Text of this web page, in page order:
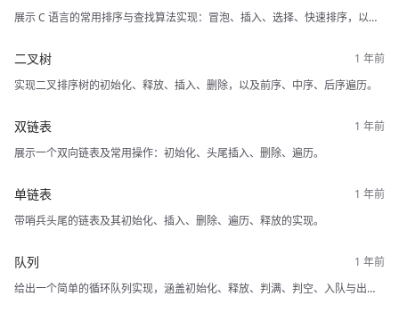
展示 C 语言的常用排序与查找算法实现：冒泡、插入、选择、快速排序，以及
二叉树
实现二叉排序树的初始化、释放、插入、删除，以及前序、中序、后序遍历。
双链表
展示一个双向链表及常用操作：初始化、头尾插入、删除、遍历。
单链表
带哨兵头尾的链表及其初始化、插入、删除、遍历、释放的实现。
队列
给出一个简单的循环队列实现，涵盖初始化、释放、判满、判空、入队与出